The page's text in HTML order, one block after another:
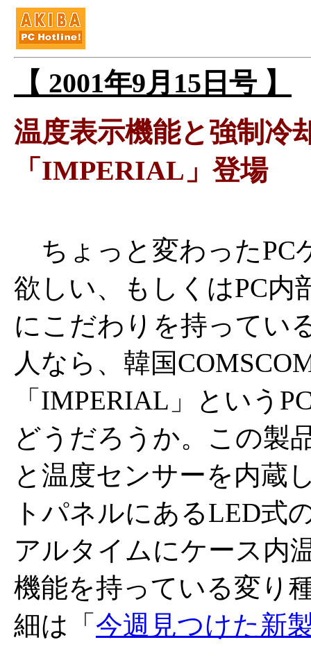
【 2001年9月15日号 】
温度表示機能と強制冷
「IMPERIAL」登場
ちょっと変わったPC
欲しい、もしくはPC内
にこだわりを持ってい
人なら、韓国
「IMPERIAL」という
どうだろうか。この製
と温度センサーを内蔵
トパネルにあるLED式
アルタイムにケース内
機能を持っている変り
細は「 今週見つけた新